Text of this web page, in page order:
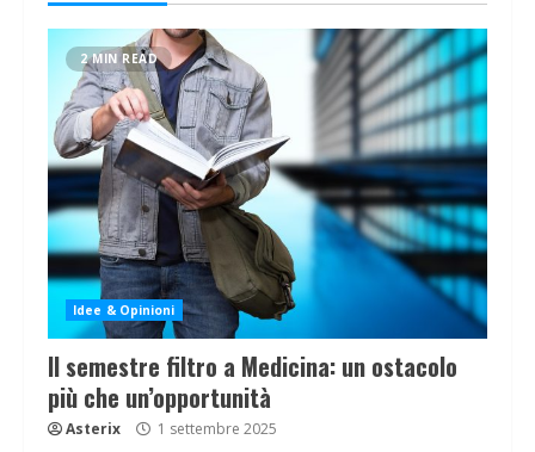
2 MIN READ
Idee & Opinioni
Il semestre filtro a Medicina: un ostacolo
più che un’opportunità
Asterix 1 settembre 2025